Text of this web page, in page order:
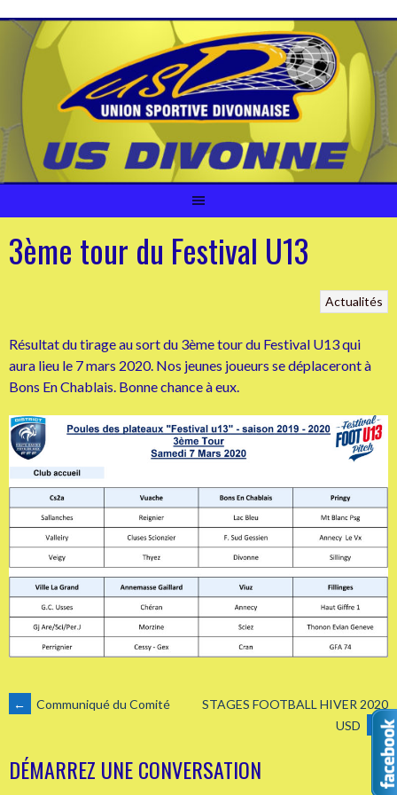
contenu
3ème tour du Festival U13
Actualités
Résultat du tirage au sort du 3ème tour du Festival U13 qui
aura lieu le 7 mars 2020. Nos jeunes joueurs se déplaceront à
Bons En Chablais. Bonne chance à eux.
NAVIGATION
DES
← Communiqué du Comité
STAGES FOOTBALL HIVER 2020
USD
→
DÉMARREZ UNE CONVERSATION